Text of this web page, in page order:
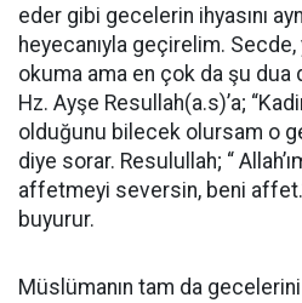
eder gibi gecelerin ihyasını
heyecanıyla geçirelim. Secde,
okuma ama en çok da şu
Hz. Ayşe Resullah(a.s)’a;
olduğunu bilecek olursam o
diye sorar. Resulullah; “
affetmeyi seversin, beni
buyurur.
Müslümanın tam da